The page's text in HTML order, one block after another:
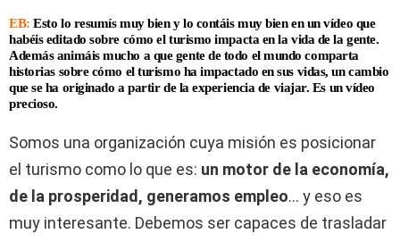
EB: Esto lo resumís muy bien y lo contáis muy bien en un vídeo que
habéis editado sobre cómo el turismo impacta en la vida de la gente.
Además animáis mucho a que gente de todo el mundo comparta
historias sobre cómo el turismo ha impactado en sus vidas, un cambio
que se ha originado a partir de la experiencia de viajar. Es un vídeo
precioso.
Somos una organización cuya misión es posicionar
el turismo como lo que es: un motor de la economía,
de la prosperidad, generamos empleo… y eso es
muy interesante. Debemos ser capaces de trasladar